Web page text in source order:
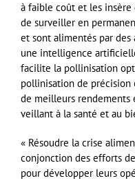
à faible coût et les insère
de surveiller en
et sont alimentés par des
une intelligence
facilite la pollinisation
pollinisation de
de meilleurs rendements
veillant à la santé et au
« Résoudre la crise
conjonction des efforts
pour développer leurs